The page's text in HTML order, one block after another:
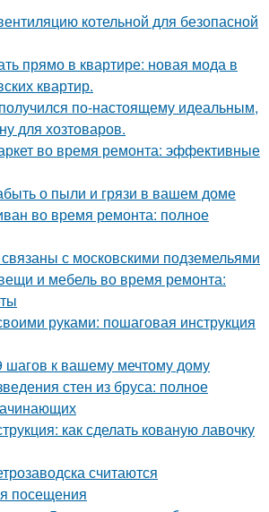
котельной для безопасной
прямо в квартире: новая мода в
квартир.
по-настоящему идеальным,
для хозтоваров.
во время ремонта: эффективные
о пыли и грязи в вашем доме
во время ремонта: полное
с московскими подземельями
и мебель во время ремонта:
руками: пошаговая инструкция
шагов к вашему мечтому дому
стен из бруса: полное
как сделать кованую лавочку
считаются
посещения